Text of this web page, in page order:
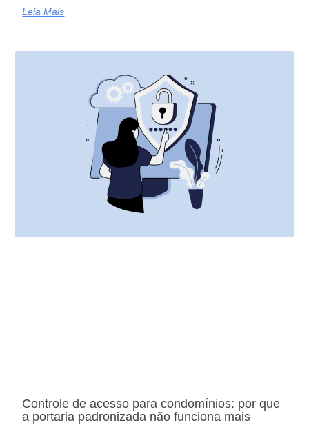
Leia Mais
Controle de acesso para condomínios: por que
a portaria padronizada não funciona mais